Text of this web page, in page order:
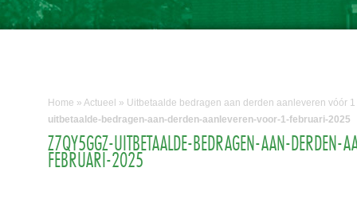
Home » Actueel » Uitbetaalde bedragen aan derden aanleveren vóór
uitbetaalde-bedragen-aan-derden-aanleveren-voor-1-februari-2025
Z7QY5GGZ-UITBETAALDE-BEDRAGEN-AAN-DERDEN-
FEBRUARI-2025